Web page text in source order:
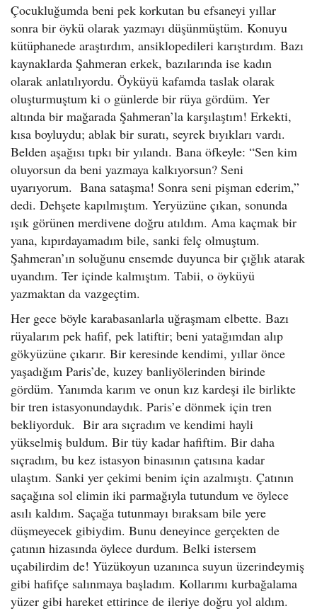
Çocukluğumda beni pek korkutan bu efsaneyi yıllar
sonra bir öykü olarak yazmayı düşünmüştüm. Konuyu
kütüphanede araştırdım, ansiklopedileri karıştırdım. Bazı
kaynaklarda Şahmeran erkek, bazılarında ise kadın
olarak anlatılıyordu. Öyküyü kafamda taslak olarak
oluşturmuştum ki o günlerde bir rüya gördüm. Yer
altında bir mağarada Şahmeran’la karşılaştım! Erkekti,
kısa boyluydu; ablak bir suratı, seyrek bıyıkları vardı.
Belden aşağısı tıpkı bir yılandı. Bana öfkeyle: “Sen kim
oluyorsun da beni yazmaya kalkıyorsun? Seni
uyarıyorum. Bana sataşma! Sonra seni pişman ederim,”
dedi. Dehşete kapılmıştım. Yeryüzüne çıkan, sonunda
ışık görünen merdivene doğru atıldım. Ama kaçmak bir
yana, kıpırdayamadım bile, sanki felç olmuştum.
Şahmeran’ın soluğunu ensemde duyunca bir çığlık atarak
uyandım. Ter içinde kalmıştım. Tabii, o öyküyü
yazmaktan da vazgeçtim.
Her gece böyle karabasanlarla uğraşmam elbette. Bazı
rüyalarım pek hafif, pek latiftir; beni yatağımdan alıp
gökyüzüne çıkarır. Bir keresinde kendimi, yıllar önce
yaşadığım Paris’de, kuzey banliyölerinden birinde
gördüm. Yanımda karım ve onun kız kardeşi ile birlikte
bir tren istasyonundaydık. Paris’e dönmek için tren
bekliyorduk. Bir ara sıçradım ve kendimi hayli
yükselmiş buldum. Bir tüy kadar hafiftim. Bir daha
sıçradım, bu kez istasyon binasının çatısına kadar
ulaştım. Sanki yer çekimi benim için azalmıştı. Çatının
saçağına sol elimin iki parmağıyla tutundum ve öylece
asılı kaldım. Saçağa tutunmayı bıraksam bile yere
düşmeyecek gibiydim. Bunu deneyince gerçekten de
çatının hizasında öylece durdum. Belki istersem
uçabilirdim de! Yüzükoyun uzanınca suyun üzerindeymiş
gibi hafifçe salınmaya başladım. Kollarımı kurbağalama
yüzer gibi hareket ettirince de ileriye doğru yol aldım.